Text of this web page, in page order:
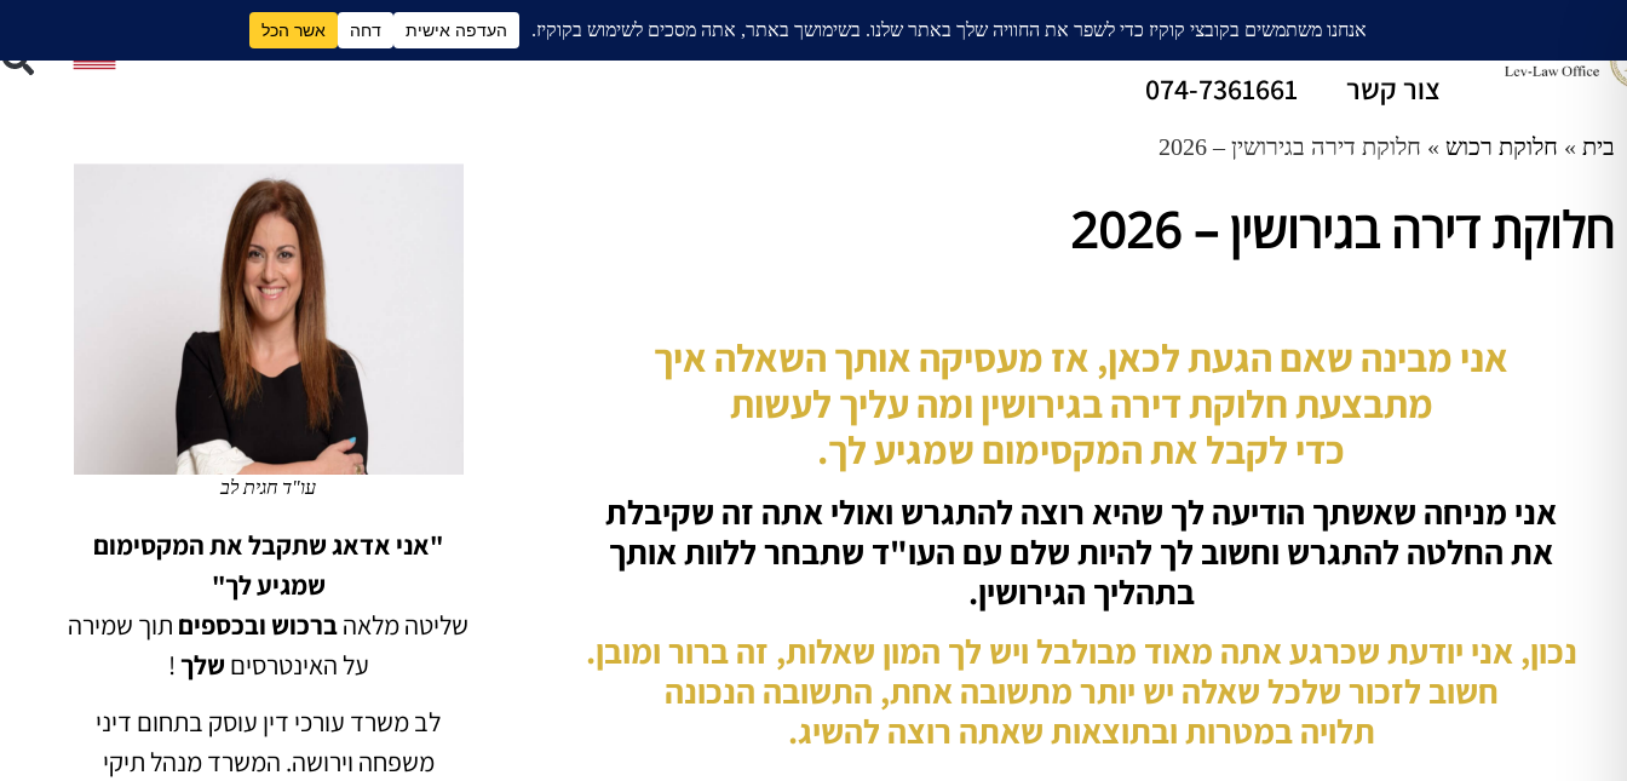
עורך דין גירושין חלוקת רכוש אודות בלוג ממליצים תחומים
גירושים וכסף
צור קשר
074-7361661
בית » חלוקת רכוש » חלוקת דירה בגירושין – 2026
חלוקת דירה בגירושין – 2026
אני מבינה שאם הגעת לכאן, אז מעסיקה אותך השאלה איך
מתבצעת חלוקת דירה בגירושין ומה עליך לעשות
כדי לקבל את המקסימום שמגיע לך.
אני מניחה שאשתך הודיעה לך שהיא רוצה להתגרש ואולי אתה זה שקיבלת
את החלטה להתגרש וחשוב לך להיות שלם עם העו"ד שתבחר ללוות אותך
בתהליך הגירושין.
נכון, אני יודעת שכרגע אתה מאוד מבולבל ויש לך המון שאלות, זה ברור ומובן.
חשוב לזכור שלכל שאלה יש יותר מתשובה אחת, התשובה הנכונה
תלויה במטרות ובתוצאות שאתה רוצה להשיג.
עו"ד חגית לב
"אני אדאג שתקבל את המקסימום
שמגיע לך"
שליטה מלאהברכוש ובכספים תוך שמירה
על האינטרסים שלך!
לב משרד עורכי דין עוסק בתחום דיני
משפחה וירושה. המשרד מנהל תיקי